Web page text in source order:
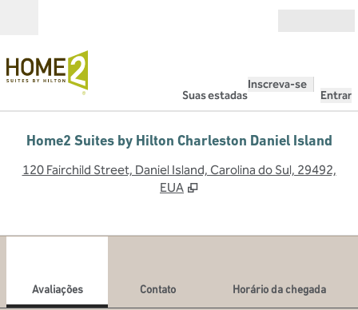
Suas estadas
Inscreva-se
Entrar
Home2 Suites by Hilton Charleston Daniel Island
120 Fairchild Street, Daniel Island, Carolina do Sul, 29492,
EUA
Avaliações Contato
Horário da chegada